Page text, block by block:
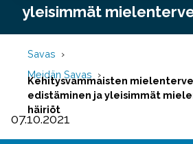
yleisimmät
Savas
Meidän Savas
Kehitysvammaisten
edistäminen ja yleisimmät
häiriöt
07.10.2021